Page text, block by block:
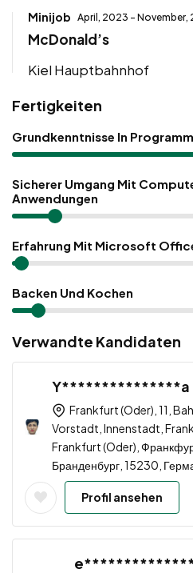
Minijob April, 2023 - November,
McDonald’s
Kiel Hauptbahnhof
Fertigkeiten
Grundkenntnisse In
Sicherer Umgang Mit
Anwendungen
Erfahrung Mit Microsoft
Backen Und Kochen
Verwandte Kandidaten
Y***************a
Frankfurt (Oder), 11,
Vorstadt, Innenstadt,
Frankfurt (Oder),
Бранденбург, 15230,
Profil ansehen